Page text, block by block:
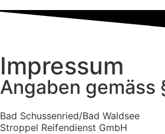
Impressum
Angaben gemäss
Bad Schussenried/Bad Waldsee
Stroppel Reifendienst GmbH